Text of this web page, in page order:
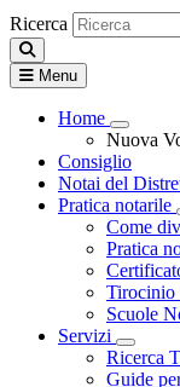
Ricerca
Menu
Home
Nuova
Consiglio
Notai del
Pratica notarile
Come
Pratica
Tirocinio
Scuole
Servizi
Ricerca
Guide